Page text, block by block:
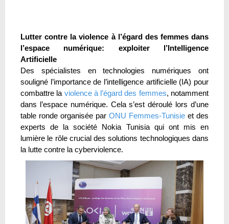
Lutter contre la violence à l’égard des femmes dans
l’espace numérique: exploiter l’Intelligence
Artificielle
Des spécialistes en technologies numériques ont
souligné l’importance de l’intelligence artificielle (IA) pour
combattre la violence à l’égard des femmes, notamment
dans l’espace numérique. Cela s’est déroulé lors d’une
table ronde organisée par ONU Femmes-Tunisie et des
experts de la société Nokia Tunisia qui ont mis en
lumière le rôle crucial des solutions technologiques dans
la lutte contre la cyberviolence.